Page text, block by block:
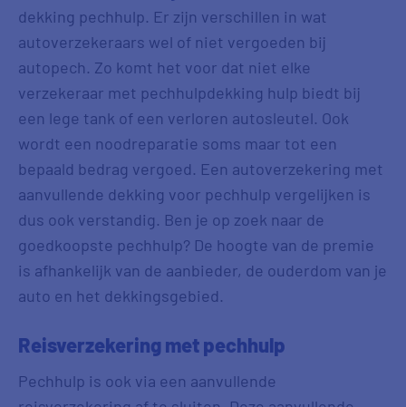
dekking pechhulp. Er zijn verschillen in wat
autoverzekeraars wel of niet vergoeden bij
autopech. Zo komt het voor dat niet elke
verzekeraar met pechhulpdekking hulp biedt bij
een lege tank of een verloren autosleutel. Ook
wordt een noodreparatie soms maar tot een
bepaald bedrag vergoed. Een autoverzekering met
aanvullende dekking voor pechhulp vergelijken is
dus ook verstandig. Ben je op zoek naar de
goedkoopste pechhulp? De hoogte van de premie
is afhankelijk van de aanbieder, de ouderdom van je
auto en het dekkingsgebied.
Reisverzekering met pechhulp
Pechhulp is ook via een aanvullende